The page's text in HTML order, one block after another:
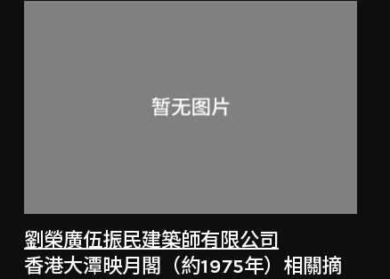
劉榮廣伍振民建築師有限公司
香港大潭映月閣（約1975年）相關摘